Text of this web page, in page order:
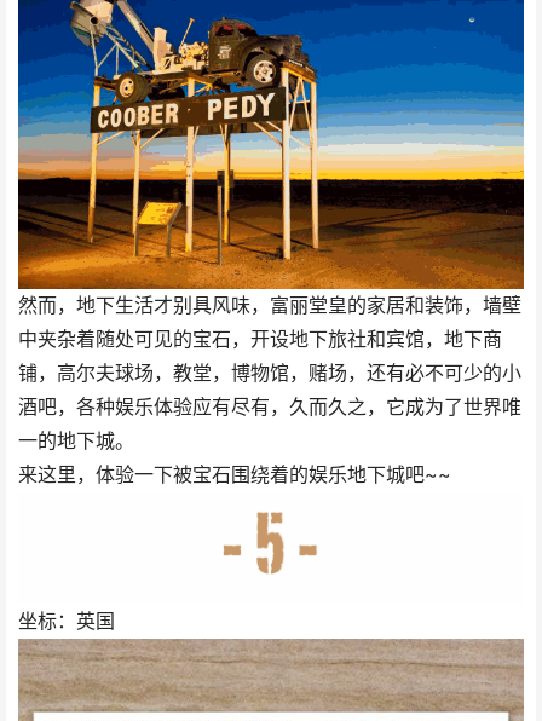
然而，地下生活才别具风味，富丽堂皇的家居和装饰，墙壁
中夹杂着随处可见的宝石，开设地下旅社和宾馆，地下商
铺，高尔夫球场，教堂，博物馆，赌场，还有必不可少的小
酒吧，各种娱乐体验应有尽有，久而久之，它成为了世界唯
一的地下城。
来这里，体验一下被宝石围绕着的娱乐地下城吧~~
坐标：英国